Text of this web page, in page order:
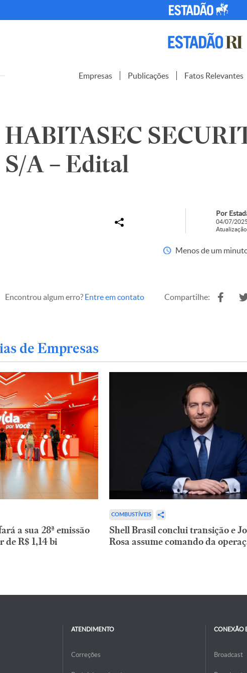
Empresas Publicações Fatos Relevantes
HABITASEC
S/A – Edital
Por
04/07/
Menos de um
Encontrou algum erro? Entre em contato Compartilhe:
de Empresas
a sua 28ª emissão
de R$ 1,14 bi
COMBUSTÍVEIS
Shell Brasil conclui transição e
Rosa assume comando da
ATENDIMENTO
Correções
CONEXÃO
Broadcast